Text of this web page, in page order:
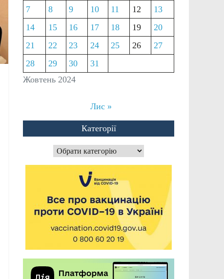
Жовтень 2024
7
8 9 10 11 12
13
14
15 16 17 18 19
20
21
22 23 24 25 26
27
28
29 30 31
Лис »
Категорії
Категорії